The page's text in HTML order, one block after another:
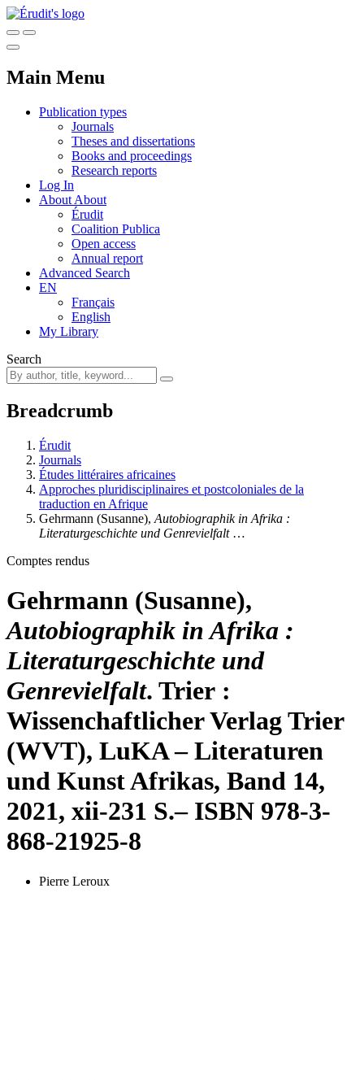
Main Menu
Publication types
Journals
Theses and dissertations
Books and proceedings
Research reports
Log In
About About
Érudit
Coalition Publica
Open access
Annual report
Advanced Search
EN
Français
English
My Library
Search
Breadcrumb
Érudit
Journals
Études littéraires africaines
Approches pluridisciplinaires et postcoloniales de la
traduction en Afrique
Gehrmann (Susanne), Autobiographik in Afrika :
Literaturgeschichte und Genrevielfalt…
Comptes rendus
Gehrmann (Susanne),
Autobiographik in Afrika :
Literaturgeschichte und
Genrevielfalt. Trier :
Wissenchaftlicher Verlag Trier
(WVT), LuKA – Literaturen
und Kunst Afrikas, Band 14,
2021, xii-231 S.– ISBN 978-3-
868-21925-8
Pierre Leroux